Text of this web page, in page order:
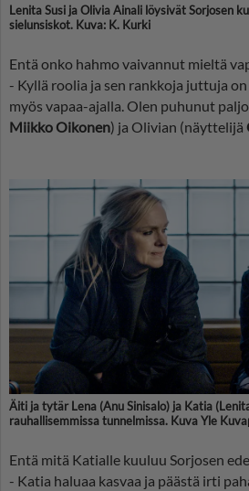
Lenita Susi ja Olivia Ainali löysivät Sorjosen
sielunsiskot. Kuva: K. Kurki
Entä onko hahmo vaivannut mieltä
- Kyllä roolia ja sen rankkoja juttuja
myös vapaa-ajalla. Olen puhunut
Miikko Oikonen) ja Olivian (näyttelijä
Äiti ja tytär Lena (Anu Sinisalo) ja Katia
rauhallisemmissa tunnelmissa. Kuva Yle
Entä mitä Katialle kuuluu Sorjosen
- Katia haluaa kasvaa ja päästä irti